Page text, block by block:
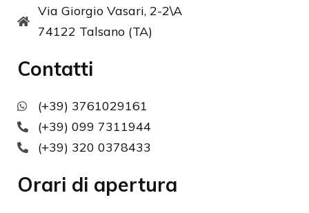
Via Giorgio Vasari, 2-2\A
74122 Talsano (TA)
Contatti
(+39) 3761029161
(+39) 099 7311944
(+39) 320 0378433
Orari di apertura